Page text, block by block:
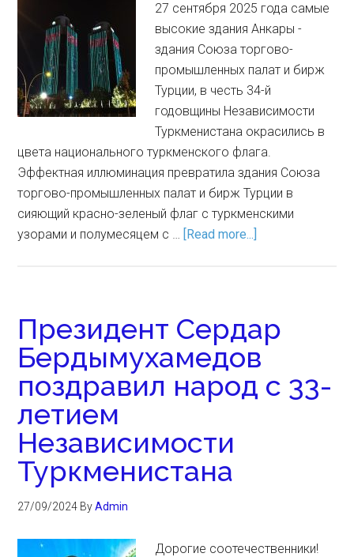
27 сентября 2025 года самые
высокие здания Анкары -
здания Союза торгово-
промышленных палат и бирж
Турции, в честь 34-й
годовщины Независимости
Туркменистана окрасились в
цвета национального туркменского флага.
Эффектная иллюминация превратила здания Союза
торгово-промышленных палат и бирж Турции в
сияющий красно-зеленый флаг с туркменскими
узорами и полумесяцем с … [Read more...]
Президент Сердар
Бердымухамедов
поздравил народ с 33-
летием
Независимости
Туркменистана
27/09/2024 ByAdmin
Дорогие соотечественники!